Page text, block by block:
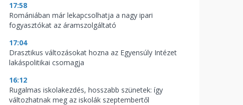
17:58
Romániában már lekapcsolhatja a nagy ipari
fogyasztókat az áramszolgáltató
17:04
Drasztikus változásokat hozna az Egyensúly Intézet
lakáspolitikai csomagja
16:12
Rugalmas iskolakezdés, hosszabb szünetek: így
változhatnak meg az iskolák szeptembertől